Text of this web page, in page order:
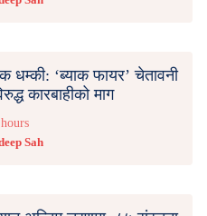
धम्की: ‘ब्याक फायर’ चेतावनी
कारबाहीको माग
Sah